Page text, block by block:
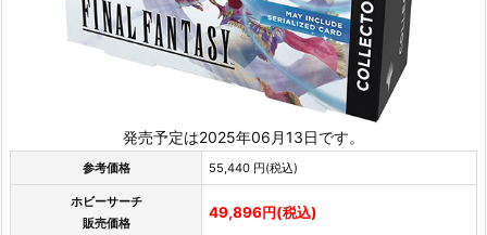
発売予定は2025年06月13日です。
参考価格 55,440 円(税込)
ホビーサーチ
販売価格
49,896円(税込)